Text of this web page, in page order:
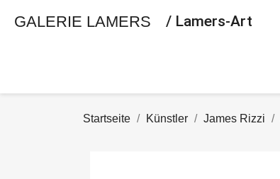
GALERIE LAMERS / Lamers-Art
Startseite Künstler James Rizzi